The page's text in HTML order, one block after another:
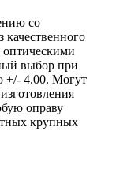
со
выбор при
+/- 4.00. Могут
оправу
крупных